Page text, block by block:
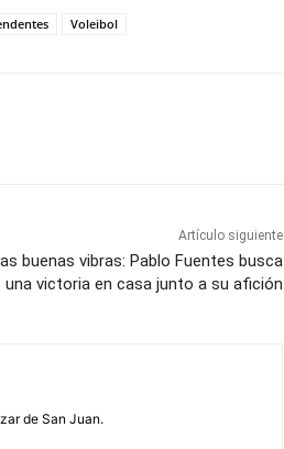
Voleibol
Artículo siguiente
buenas vibras: Pablo Fuentes busca
una victoria en casa junto a su afición
de San Juan.